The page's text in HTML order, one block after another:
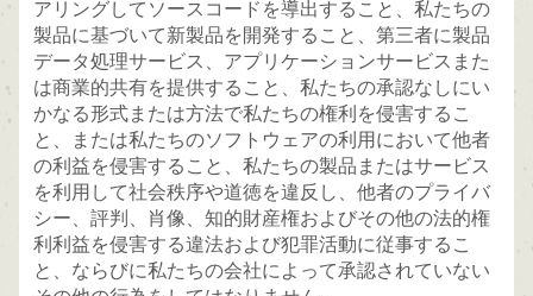
アリングしてソースコードを導出すること、私たちの
製品に基づいて新製品を開発すること、第三者に製品
データ処理サービス、アプリケーションサービスまた
は商業的共有を提供すること、私たちの承認なしにい
かなる形式または方法で私たちの権利を侵害するこ
と、または私たちのソフトウェアの利用において他者
の利益を侵害すること、私たちの製品またはサービス
を利用して社会秩序や道徳を違反し、他者のプライバ
シー、評判、肖像、知的財産権およびその他の法的権
利利益を侵害する違法および犯罪活動に従事するこ
と、ならびに私たちの会社によって承認されていない